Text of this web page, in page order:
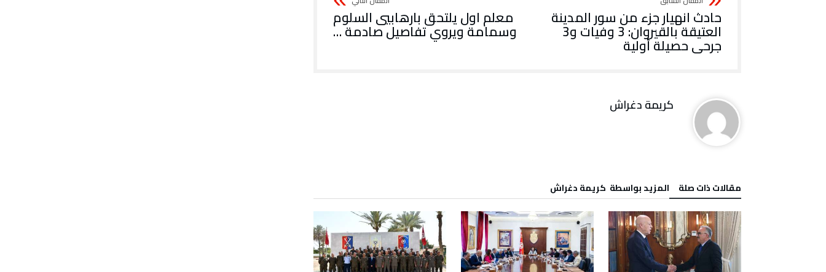
حادث انهيار جزء من سور المدينة
العتيقة بالقيروان: 3 وفيات و3
جرحى حصيلة أولية
معلم اول يلتحق بارهابيي السلوم
وسمامة ويروي تفاصيل صادمة …
كريمة‭ ‬دغراش
‫مقالات ذات صلة‬ ‫‫المزيد بواسطة‬ ‬ كريمة‭ ‬دغراش